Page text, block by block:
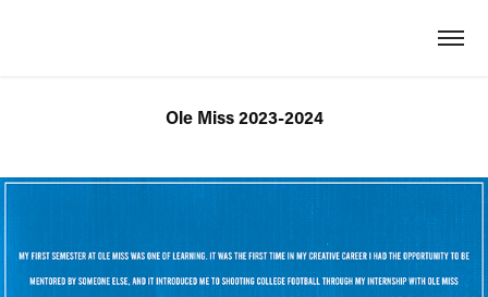
Ole Miss 2023-2024